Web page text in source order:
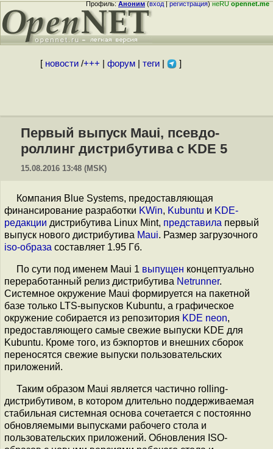
Профиль:Аноним(вход|регистрация)неRUopennet.me
[ новости/+++ форум| теги| ]
Первый выпуск Maui, псевдо-
роллинг дистрибутива с KDE 5
15.08.2016 13:48 (MSK)
Компания Blue Systems, предоставляющая
финансирование разработки KWin, Kubuntu и KDE-
редакции дистрибутива Linux Mint, представила первый
выпуск нового дистрибутива Maui. Размер загрузочного
iso-образа составляет 1.95 Гб.
По сути под именем Maui 1 выпущен концептуально
переработанный релиз дистрибутива Netrunner.
Системное окружение Maui формируется на пакетной
базе только LTS-выпусков Kubuntu, а графическое
окружение собирается из репозитория KDE neon,
предоставляющего самые свежие выпуски KDE для
Kubuntu. Кроме того, из бэкпортов и внешних сборок
переносятся свежие выпуски пользовательских
приложений.
Таким образом Maui является частично rolling-
дистрибутивом, в котором длительно поддерживаемая
стабильная системная основа сочетается с постоянно
обновляемыми выпусками рабочего стола и
пользовательских приложений. Обновления ISO-